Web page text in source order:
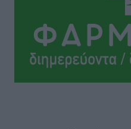
Β. Καρνάβας: Το ΠΑΣΟΚ
την εκλογική μάχη –
επιτροπές στα